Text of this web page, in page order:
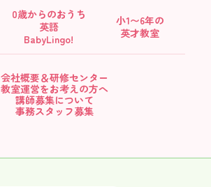
0歳からのおうち
英語
BabyLingo!
小1〜6年の
英才教室
会社概要＆研修センター
教室運営をお考えの方へ
講師募集について
事務スタッフ募集